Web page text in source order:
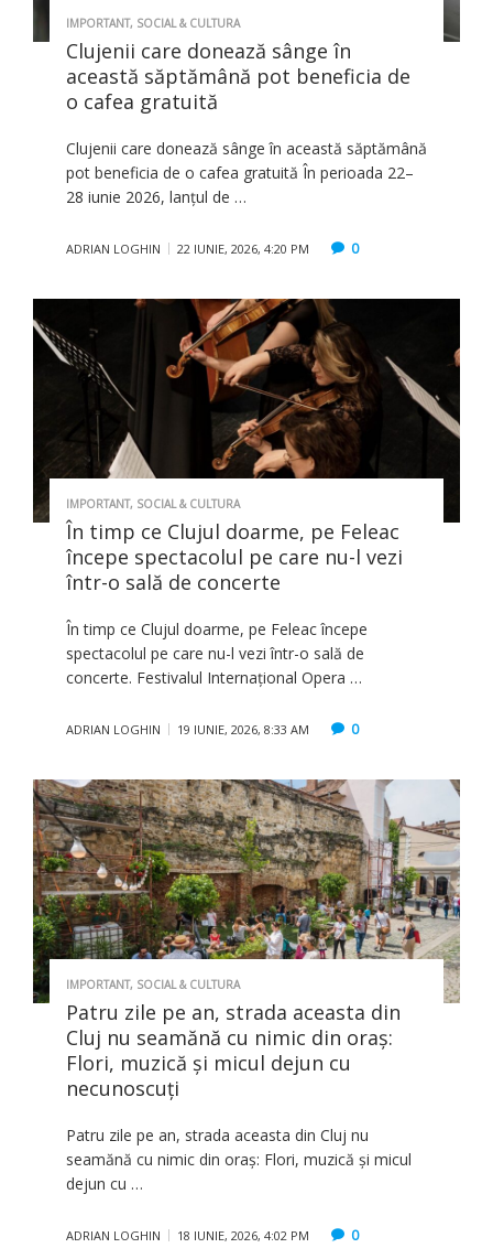
IMPORTANT, SOCIAL & CULTURA
Clujenii care donează sânge în
această săptămână pot beneficia de
o cafea gratuită
Clujenii care donează sânge în această săptămână
pot beneficia de o cafea gratuită În perioada 22–
28 iunie 2026, lanțul de …
ADRIAN LOGHIN 22 IUNIE, 2026, 4:20 PM 0
IMPORTANT, SOCIAL & CULTURA
În timp ce Clujul doarme, pe Feleac
începe spectacolul pe care nu-l vezi
într-o sală de concerte
În timp ce Clujul doarme, pe Feleac începe
spectacolul pe care nu-l vezi într-o sală de
concerte. Festivalul Internațional Opera …
ADRIAN LOGHIN 19 IUNIE, 2026, 8:33 AM 0
IMPORTANT, SOCIAL & CULTURA
Patru zile pe an, strada aceasta din
Cluj nu seamănă cu nimic din oraș:
Flori, muzică și micul dejun cu
necunoscuți
Patru zile pe an, strada aceasta din Cluj nu
seamănă cu nimic din oraș: Flori, muzică și micul
dejun cu …
ADRIAN LOGHIN 18 IUNIE, 2026, 4:02 PM 0